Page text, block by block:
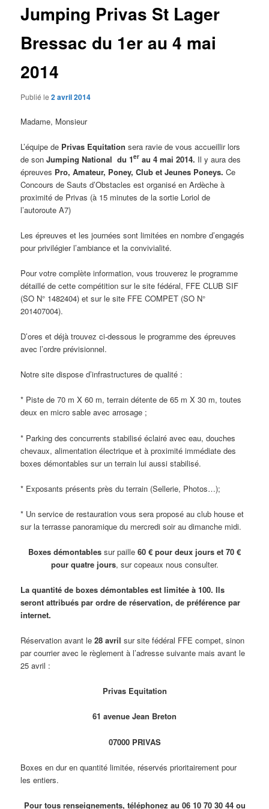
Jumping Privas St Lager
Bressac du 1er au 4 mai
2014
Publié le2 avril 2014
Madame, Monsieur
L’équipe de Privas Equitation sera ravie de vous accueillir lors
de sonJumping National du 1er au 4 mai 2014. Il y aura des
épreuves Pro, Amateur, Poney, Club et Jeunes Poneys. Ce
Concours de Sauts d’Obstacles est organisé en Ardèche à
proximité de Privas (à 15 minutes de la sortie Loriol de
l’autoroute A7)
Les épreuves et les journées sont limitées en nombre d’engagés
pour privilégier l’ambiance et la convivialité.
Pour votre complète information, vous trouverez le programme
détaillé de cette compétition sur le site fédéral, FFE CLUB SIF
(SO N° 1482404) et sur le site FFE COMPET (SO N°
201407004).
D’ores et déjà trouvez ci-dessous le programme des épreuves
avec l’ordre prévisionnel.
Notre site dispose d’infrastructures de qualité :
* Piste de 70 m X 60 m, terrain détente de 65 m X 30 m, toutes
deux en micro sable avec arrosage ;
* Parking des concurrents stabilisé éclairé avec eau, douches
chevaux, alimentation électrique et à proximité immédiate des
boxes démontables sur un terrain lui aussi stabilisé.
* Exposants présents près du terrain (Sellerie, Photos…);
* Un service de restauration vous sera proposé au club house et
sur la terrasse panoramique du mercredi soir au dimanche midi.
Boxes démontables sur paille 60 € pour deux jours et 70 €
pour quatre jours, sur copeaux nous consulter.
La quantité de boxes démontables est limitée à 100. Ils
seront attribués par ordre de réservation, de préférence par
internet.
Réservation avant le28 avril sur site fédéral FFE compet, sinon
par courrier avec le règlement à l’adresse suivante mais avant le
25 avril :
Privas Equitation
61 avenue Jean Breton
07000 PRIVAS
Boxes en dur en quantité limitée, réservés prioritairement pour
les entiers.
Pour tous renseignements, téléphonez au 06 10 70 30 44 ou